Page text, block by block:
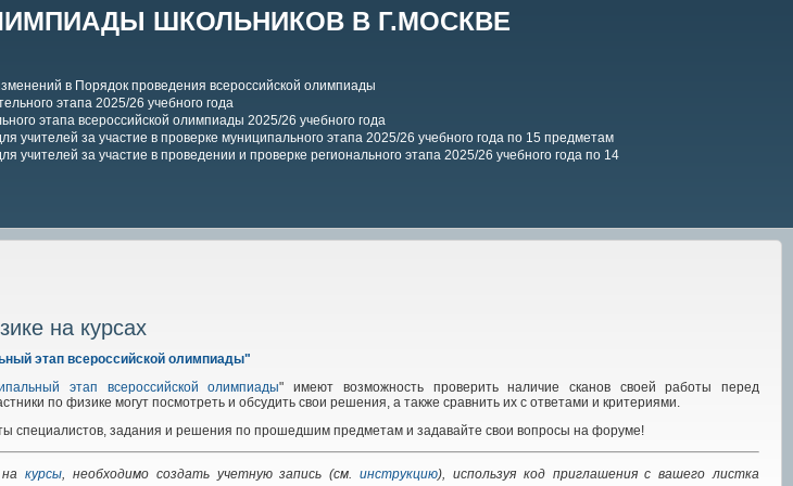
ШКОЛЬНИКОВ В Г.МОСКВЕ
в Порядок проведения всероссийской олимпиады
этапа 2025/26 учебного года
этапа всероссийской олимпиады 2025/26 учебного года
учителей за участие в проверке муниципального этапа 2025/26 учебного года по 15 предметам
учителей за участие в проведении и проверке регионального этапа 2025/26 учебного года по 14
на курсах
этап всероссийской олимпиады"
этап всероссийской олимпиады" имеют возможность проверить наличие сканов своей работы перед
по физике могут посмотреть и обсудить свои решения, а также сравнить их с ответами и критериями.
специалистов, задания и решения по прошедшим предметам и задавайте свои вопросы на форуме!
накурсы, необходимо создать учетную запись (см.инструкцию), используя код приглашения с вашего листка